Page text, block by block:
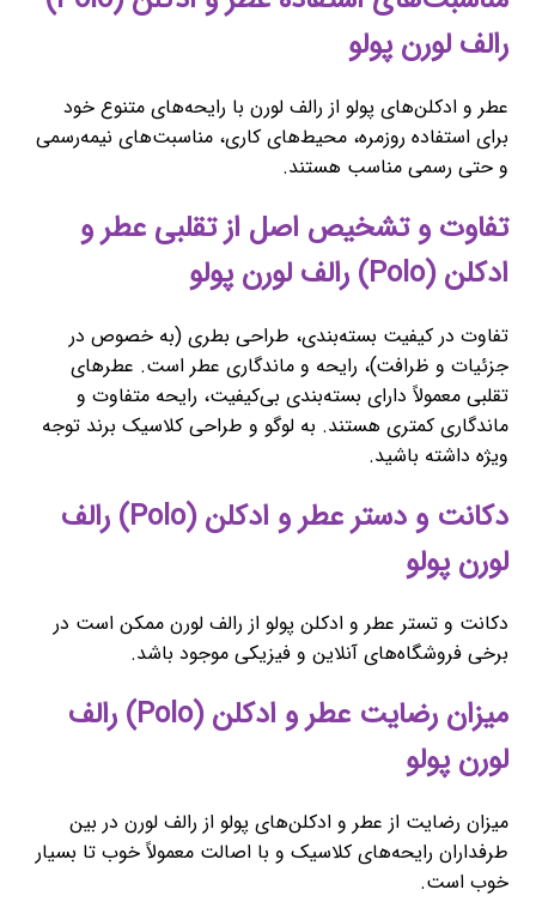
رالف لورن پولو
عطر و ادکلن‌های پولو از رالف لورن با رایحه‌های متنوع خود
برای استفاده روزمره، محیط‌های کاری، مناسبت‌های نیمه‌رسمی
و حتی رسمی مناسب هستند.
تفاوت و تشخیص اصل از تقلبی عطر و
ادکلن (Polo) رالف لورن پولو
تفاوت در کیفیت بسته‌بندی، طراحی بطری (به خصوص در
جزئیات و ظرافت)، رایحه و ماندگاری عطر است. عطرهای
تقلبی معمولاً دارای بسته‌بندی بی‌کیفیت، رایحه متفاوت و
ماندگاری کمتری هستند. به لوگو و طراحی کلاسیک برند توجه
ویژه داشته باشید.
دکانت و دستر عطر و ادکلن (Polo) رالف
لورن پولو
دکانت و تستر عطر و ادکلن پولو از رالف لورن ممکن است در
برخی فروشگاه‌های آنلاین و فیزیکی موجود باشد.
میزان رضایت عطر و ادکلن (Polo) رالف
لورن پولو
میزان رضایت از عطر و ادکلن‌های پولو از رالف لورن در بین
طرفداران رایحه‌های کلاسیک و با اصالت معمولاً خوب تا بسیار
خوب است.